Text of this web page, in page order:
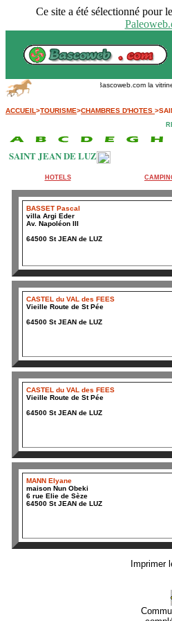
Ce site a été sélectionné pour
Bascoweb.com la vitrine
ACCUEIL>TOURISME>CHAMBRES D'HOTES
SAINT JEAN DE LUZ
HOTELS
BASSET Pascal
villa Argi Eder
Av. Napoléon III
64500 St JEAN de LUZ
CASTEL du VAL des FEES
Vieille Route de St Pée
64500 St JEAN de LUZ
CASTEL du VAL des FEES
Vieille Route de St Pée
64500 St JEAN de LUZ
MANN Elyane
maison Nun Obeki
6 rue Elie de Sèze
64500 St JEAN de LUZ
Imprimer